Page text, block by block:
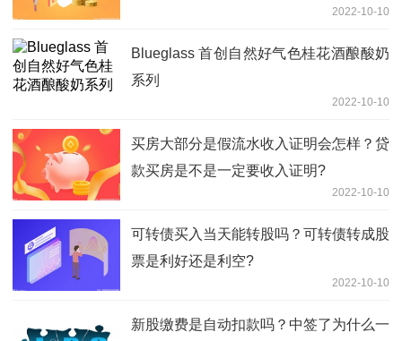
2022-10-10
Blueglass 首创自然好气色桂花酒酿酸奶
系列
2022-10-10
买房大部分是假流水收入证明会怎样？贷
款买房是不是一定要收入证明?
2022-10-10
可转债买入当天能转股吗？可转债转成股
票是利好还是利空?
2022-10-10
新股缴费是自动扣款吗？中签了为什么一